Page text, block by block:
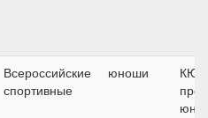
Всероссийские
спортивные
юноши
КЮР